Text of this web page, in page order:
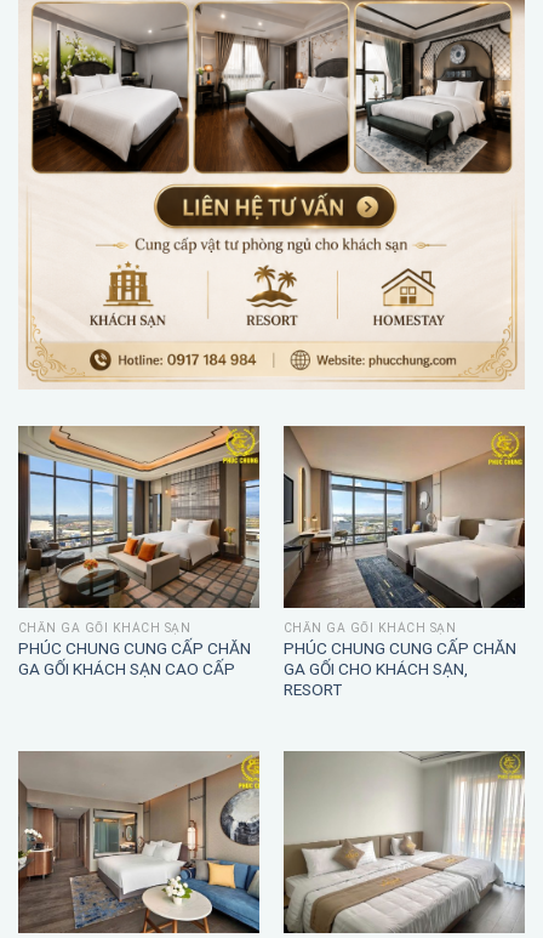
CHĂN GA GỐI KHÁCH SẠN
PHÚC CHUNG CUNG CẤP CHĂN
GA GỐI KHÁCH SẠN CAO CẤP
CHĂN GA GỐI KHÁCH SẠN
PHÚC CHUNG CUNG CẤP CHĂN
GA GỐI CHO KHÁCH SẠN,
RESORT